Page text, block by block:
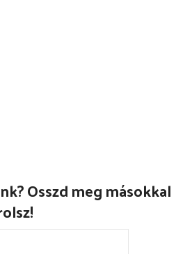
Osszd meg másokkal